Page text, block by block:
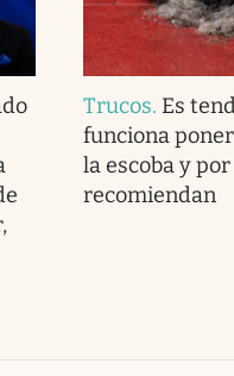
Trucos. Es
funciona
la escoba y
recomiendan